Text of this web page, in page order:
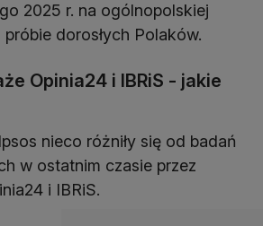
2025 r. na ogólnopolskiej
dorosłych Polaków.
Opinia24 i IBRiS - jakie
nieco różniły się od badań
w ostatnim czasie przez
i IBRiS.